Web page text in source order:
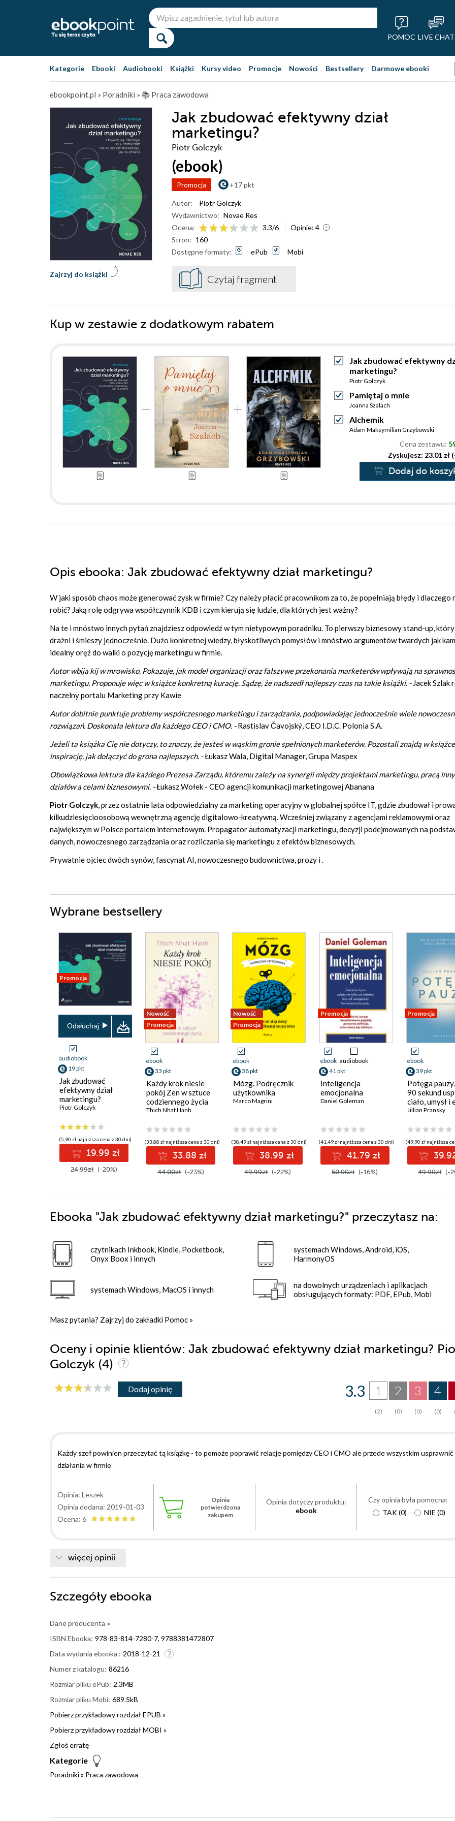
POMOC LIVE CHAT
Kategorie Ebooki Audiobooki Książki Kursy video Promocje Nowości Bestsellery Darmowe ebooki
ebookpoint.pl » Poradniki » 📚 Praca zawodowa
Jak zbudować efektywny dział
marketingu?
Piotr Golczyk
(ebook)
Promocja +17 pkt
Zajrzyj do książki
Autor:
Piotr Golczyk
Wydawnictwo: Novae Res
Ocena:
3.3/6 Opinie: 4
Stron: 160
Dostępne formaty:
ePub Mobi
Czytaj fragment
Kup w zestawie z dodatkowym rabatem
Jak zbudować efektywny
marketingu?
Piotr Golczyk
Pamiętaj o mnie
Joanna Szalach
Alchemik
Adam Maksymilian Grzybowski
Cena zestawu:
Zyskujesz: 23.01 zł
Dodaj do
Opis ebooka: Jak zbudować efektywny dział marketingu?
W jaki sposób chaos może generować zysk w firmie? Czy należy płacić pracownikom za to, że popełniają błędy i dlaczego
robić? Jaką rolę odgrywa współczynnik KDB i czym kierują się ludzie, dla których jest ważny?
Na te i mnóstwo innych pytań znajdziesz odpowiedź w tym nietypowym poradniku. To pierwszy biznesowy stand-up,
drażni i śmieszy jednocześnie. Dużo konkretnej wiedzy, błyskotliwych pomysłów i mnóstwo argumentów twardych jak
idealny oręż do walki o pozycję marketingu w firmie.
Autor wbija kij w mrowisko. Pokazuje, jak model organizacji oraz fałszywe przekonania marketerów wpływają na
marketingu. Proponuje więc w książce konkretną kurację. Sądzę, że nadszedł najlepszy czas na takie książki. - Jacek Szlak
naczelny portalu Marketing przy Kawie
Autor dobitnie punktuje problemy współczesnego marketingu i zarządzania, podpowiadając jednocześnie wiele
rozwiązań. Doskonała lektura dla każdego CEO i CMO. -Rastislav Čavojský, CEO I.D.C. Polonia S.A.
Jeżeli ta książka Cię nie dotyczy, to znaczy, że jesteś w wąskim gronie spełnionych marketerów. Pozostali znajdą w książce
inspirację, jak dołączyć do grona najlepszych. -Łukasz Wala, Digital Manager, Grupa Maspex
Obowiązkowa lektura dla każdego Prezesa Zarządu, któremu zależy na synergii między projektami marketingu, pracą
działów a celami biznesowymi. -Łukasz Wołek - CEO agencji komunikacji marketingowej Abanana
Piotr Golczyk, przez ostatnie lata odpowiedzialny za marketing operacyjny w globalnej spółce IT, gdzie zbudował i
kilkudziesięcioosobową wewnętrzną agencję digitalowo-kreatywną. Wcześniej związany z agencjami reklamowymi oraz
największym w Polsce portalem internetowym. Propagator automatyzacji marketingu, decyzji podejmowanych na
danych, nowoczesnego zarządzania oraz rozliczania się marketingu z efektów biznesowych.
Prywatnie ojciec dwóch synów, fascynat AI, nowoczesnego budownictwa, prozy i .
Wybrane bestsellery
Promocja
Odsłuchaj
audiobook
19 pkt
Jak zbudować
efektywny dział
marketingu?
Piotr Golczyk
(5,90 zł najniższa cena z 30 dni)
19.99 zł
24.99zł (-20%)
Nowość
Promocja
ebook
33 pkt
Każdy krok niesie
pokój Zen w sztuce
codziennego życia
Thich Nhat Hanh
(33,88 zł najniższa cena z 30 dni)
33.88 zł
44.00zł (-23%)
Nowość
Promocja
ebook
38 pkt
Mózg. Podręcznik
użytkownika
Marco Magrini
(38,49 zł najniższa cena z 30 dni)
38.99 zł
49.99zł (-22%)
Promocja
ebook audiobook
41 pkt
Inteligencja
emocjonalna
Daniel Goleman
(41,49 zł najniższa cena z 30 dni)
41.79 zł
50.00zł (-16%)
Promocja
ebook
39 pkt
Potęga
90 sekund
ciało, umysł i
Jillian Pransky
(49,90 zł najniższa
49.90zł (-
Ebooka "Jak zbudować efektywny dział marketingu?" przeczytasz na:
czytnikach Inkbook, Kindle, Pocketbook,
Onyx Boox i innych
systemach Windows, MacOS i innych
systemach Windows, Android, iOS,
HarmonyOS
na dowolnych urządzeniach i aplikacjach
obsługujących formaty: PDF, EPub, Mobi
Masz pytania? Zajrzyj do zakładki Pomoc »
Oceny i opinie klientów: Jak zbudować efektywny dział marketingu?
Golczyk (4)
Dodaj opinię 4
(0)
3
(0)
2
(0)
1
(2)
3.3
Każdy szef powinien przeczytać tą książkę - to pomoże poprawić relacje pomiędzy CEO i CMO ale przede wszystkim usprawnić
działania w firmie
Opinia: Leszek
Opinia dodana: 2019-01-03
Ocena: 6
Opinia
potwierdzona
zakupem
Opinia dotyczy produktu:
ebook
Czy opinia była pomocna:
TAK(0) NIE (0)
więcej opinii
Szczegóły ebooka
Dane producenta »
ISBN Ebooka: 978-83-814-7280-7, 9788381472807
Data wydania ebooka : 2018-12-21
Numer z katalogu: 86216
Rozmiar pliku ePub: 2.3MB
Rozmiar pliku Mobi: 689.5kB
Pobierz przykładowy rozdział EPUB »
Pobierz przykładowy rozdział MOBI »
Zgłoś erratę
Kategorie
Poradniki» Praca zawodowa